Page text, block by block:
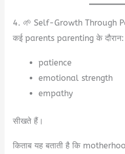
4. 🌱 Self-Growth Through
कई parents parenting के दौरान:
patience
emotional strength
empathy
सीखते हैं।
किताब यह बताती है कि